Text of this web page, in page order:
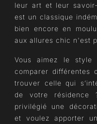
leur art et leur
est un classique
bien encore en
aux allures chic n'est
Vous aimez le style
comparer différentes
trouver celle qui
de votre résidence
privilégié une
et voulez apporter